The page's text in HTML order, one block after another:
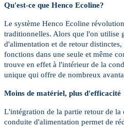
Qu'est-ce que Henco Ecoline?
Le système Henco Ecoline
traditionnelles. Alors que l'on utilise
d'alimentation et de retour
fonctions dans une seule et même
trouve en effet à l'intérieur de la
unique qui offre de nombreux
Moins de matériel, plus d'efficacité
L'intégration de la partie retour de
conduite d'alimentation permet de